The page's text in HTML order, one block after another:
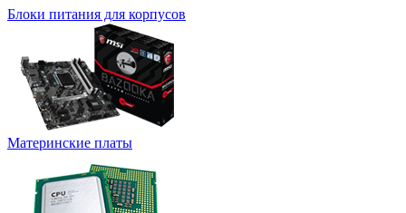
Блоки питания для корпусов
Материнские платы